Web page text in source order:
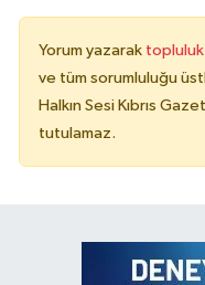
Yorum yazarak topluluk
ve tüm sorumluluğu
Halkın Sesi Kıbrıs
tutulamaz.